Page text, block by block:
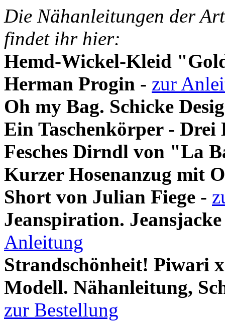
Die Nähanleitungen der
findet ihr hier:
Hemd-Wickel-Kleid
Herman Progin - zur
Oh my Bag. Schicke
Ein Taschenkörper -
Fesches Dirndl von "La
Kurzer Hosenanzug mit
Short von Julian Fiege -
Jeanspiration.
Anleitung
Strandschönheit! Piwari
Modell. Nähanleitung,
zur Bestellung